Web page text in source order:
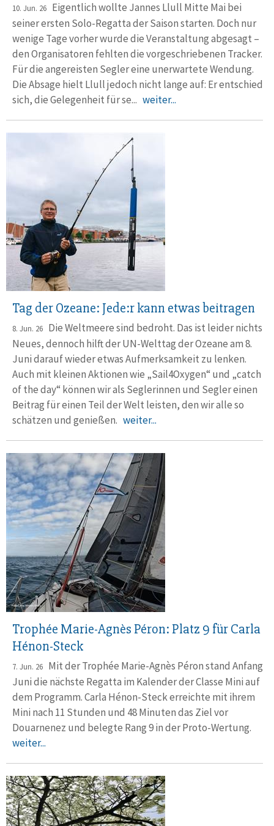
10. Jun. 26 Eigentlich wollte Jannes Llull Mitte Mai bei
seiner ersten Solo-Regatta der Saison starten. Doch nur
wenige Tage vorher wur­de die Veranstaltung abgesagt –
den Organi­satoren fehlten die vor­geschriebenen Tracker.
Für die ange­reisten Segler eine unerwar­tete Wendung.
Die Absage hielt Llull jedoch nicht lange auf: Er ent­schied
sich, die Gelegen­heit für se... weiter...
Tag der Ozeane: Jede:r kann etwas beitragen
8. Jun. 26 Die Weltmeere sind bedroht. Das ist leider nichts
Neues, dennoch hilft der UN-Welttag der Ozeane am 8.
Juni darauf wieder etwas Aufmerksamkeit zu lenken.
Auch mit kleinen Aktionen wie „Sail4Oxygen“ und „catch
of the day“ können wir als Seglerinnen und Segler einen
Beitrag für einen Teil der Welt leisten, den wir alle so
schätzen und genießen. weiter...
Trophée Marie-Agnès Péron: Platz 9 für Carla
Hénon-Steck
7. Jun. 26 Mit der Trophée Marie-Agnès Péron stand Anfang
Juni die nächste Regatta im Kalender der Classe Mini auf
dem Programm. Carla Hénon-Steck erreichte mit ihrem
Mini nach 11 Stunden und 48 Minuten das Ziel vor
Douarnenez und belegte Rang 9 in der Proto-Wertung.
weiter...